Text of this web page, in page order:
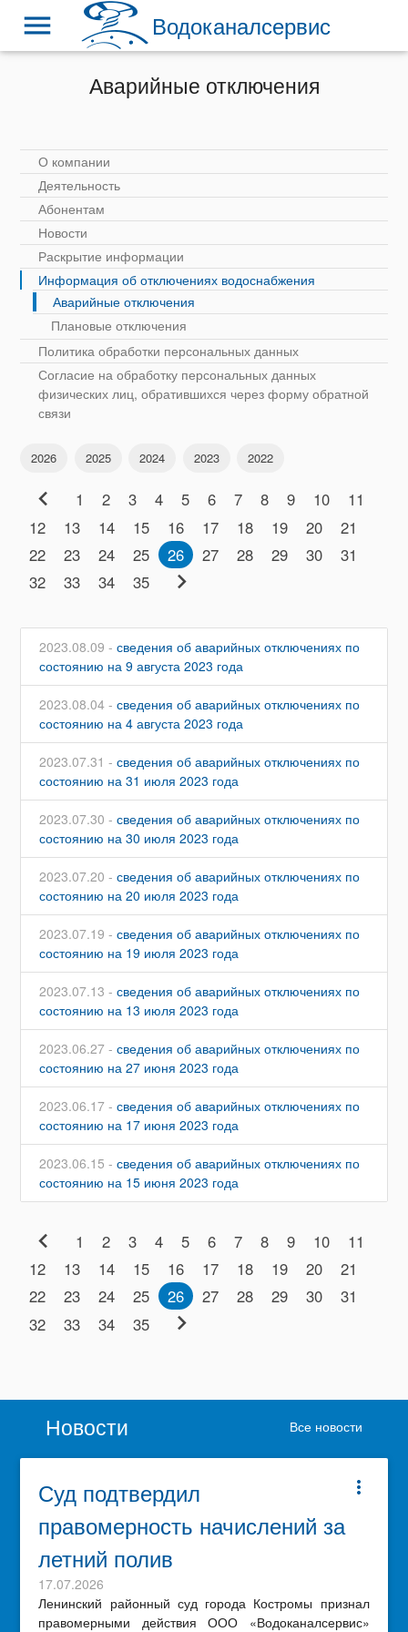
Водоканалсервис
menu
Аварийные отключения
О компании
Деятельность
Абонентам
Новости
Раскрытие информации
Информация об отключениях водоснабжения
Аварийные отключения
Плановые отключения
Политика обработки персональных данных
Согласие на обработку персональных данных
физических лиц, обратившихся через форму обратной
связи
2026 2025 2024 2023 2022
chevron_left 1 2 3 4 5 6 7 8 9 10
11
12
13 14 15 16 17 18 19 20
21
22
23 24 25 26 27 28 29 30
31
32
33 34 35 chevron_right
2023.08.09 -сведения об аварийных отключениях по
состоянию на 9 августа 2023 года
2023.08.04 -сведения об аварийных отключениях по
состоянию на 4 августа 2023 года
2023.07.31 -сведения об аварийных отключениях по
состоянию на 31 июля 2023 года
2023.07.30 -сведения об аварийных отключениях по
состоянию на 30 июля 2023 года
2023.07.20 -сведения об аварийных отключениях по
состоянию на 20 июля 2023 года
2023.07.19 -сведения об аварийных отключениях по
состоянию на 19 июля 2023 года
2023.07.13 -сведения об аварийных отключениях по
состоянию на 13 июля 2023 года
2023.06.27 -сведения об аварийных отключениях по
состоянию на 27 июня 2023 года
2023.06.17 -сведения об аварийных отключениях по
состоянию на 17 июня 2023 года
2023.06.15 -сведения об аварийных отключениях по
состоянию на 15 июня 2023 года
chevron_left 1 2 3 4 5 6 7 8 9 10
11
12
13 14 15 16 17 18 19 20
21
22
23 24 25 26 27 28 29 30
31
32
33 34 35 chevron_right
Новости Все новости
more_vert
Суд подтвердил
правомерность начислений за
летний полив
17.07.2026
Ленинский районный суд города Костромы признал
правомерными действия ООО «Водоканалсервис»